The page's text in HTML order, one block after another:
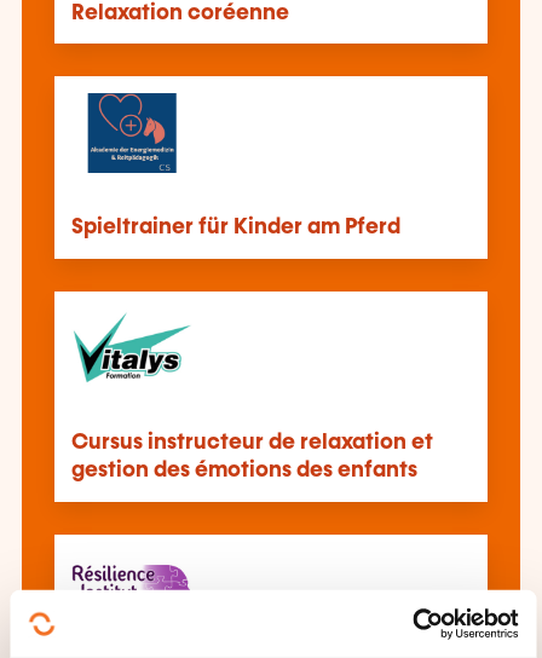
Relaxation coréenne
Spieltrainer für Kinder am Pferd
Cursus instructeur de relaxation et
gestion des émotions des enfants